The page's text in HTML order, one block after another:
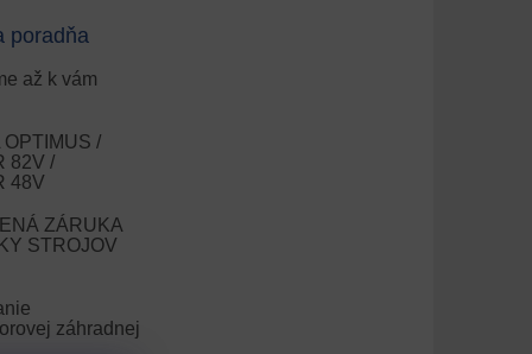
poradňa
až k vám
/
82V /
48V
ZÁRUKA
STROJOV
záhradnej